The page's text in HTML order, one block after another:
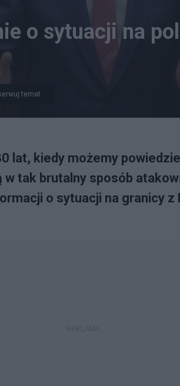
o sytuacji na
temat
lat, kiedy możemy
tak brutalny sposób
o sytuacji na granicy z